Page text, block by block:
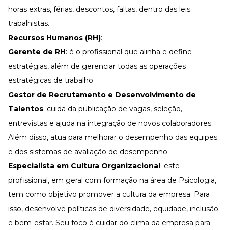
horas extras, férias, descontos, faltas, dentro das leis
trabalhistas.
Recursos Humanos (RH):
Gerente de RH: é o profissional que alinha e define
estratégias, além de gerenciar todas as operações
estratégicas de trabalho.
Gestor de Recrutamento e Desenvolvimento de
Talentos: cuida da publicação de vagas, seleção,
entrevistas e ajuda na integração de novos colaboradores.
Além disso, atua para melhorar o desempenho das equipes
e dos sistemas de avaliação de desempenho.
Especialista em Cultura Organizacional: este
profissional, em geral com formação na área de Psicologia,
tem como objetivo promover a cultura da empresa. Para
isso, desenvolve políticas de diversidade, equidade, inclusão
e bem-estar. Seu foco é cuidar do clima da empresa para